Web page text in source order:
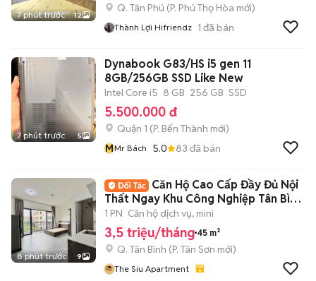
7 phút trước 12
Q. Tân Phú (P. Phú Thọ Hòa mới)
Thành Lợi Hifriendz 1 đã bán
7 phút trước 5
Dynabook G83/HS i5 gen 11
8GB/256GB SSD Like New
Intel Core i5 8 GB 256 GB SSD
5.500.000 đ
Quận 1 (P. Bến Thành mới)
MMr Bách 5.0 83 đã bán
8 phút trước 9
Căn Hộ Cao Cấp Đầy Đủ Nội
Thất Ngay Khu Công Nghiệp Tân Bình
- Etown
1 PN Căn hộ dịch vụ, mini
3,5 triệu/tháng 45 m²
Q. Tân Bình (P. Tân Sơn mới)
The Siu Apartment